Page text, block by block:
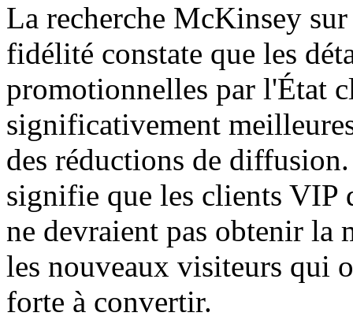
La recherche McKinsey
fidélité constate que les
promotionnelles par l'État
significativement
des réductions de
signifie que les clients VIP
ne devraient pas obtenir la
les nouveaux visiteurs qui
forte à convertir.